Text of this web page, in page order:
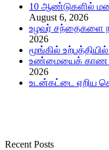
10 ஆண்டுகளில்
August 6, 2026
உழவர் சந்தைகளை
2026
மூங்கில்
உண்மையைக் காண
2026
உடன்கட்டை ஏறிய
Recent Posts